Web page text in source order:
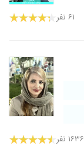
۶۱ نفر
۱۶۳۶ نفر